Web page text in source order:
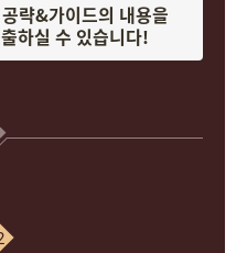
공략&가이드의 내용을
하실 수 있습니다!